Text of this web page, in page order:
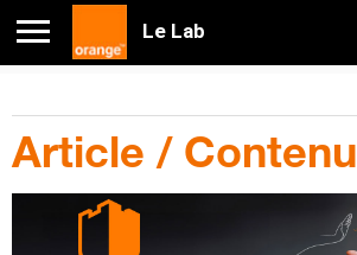
Le Lab
Article / Contenu